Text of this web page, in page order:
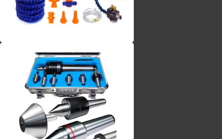
Винты torx